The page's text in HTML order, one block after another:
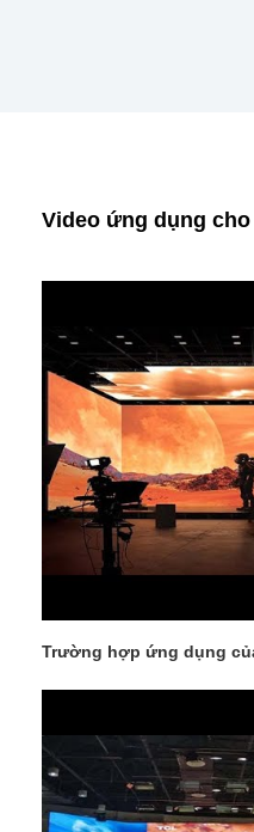
Video ứng dụng
Trường hợp ứng dụng